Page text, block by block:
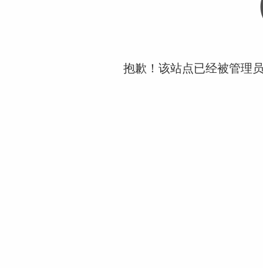
抱歉！该站点已经被管理